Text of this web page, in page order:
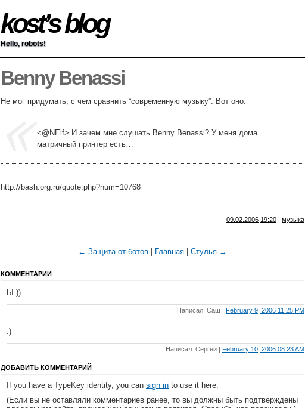
kost’s blog
Hello, robots!
Benny Benassi
Не мог придумать, с чем сравнить “современную музыку”. Вот оно:
<@NElf> И зачем мне слушать Benny Benassi? У меня дома
матричный принтер есть…
http://bash.org.ru/quote.php?num=10768
09.02.2006 19:20 | музыка
← Защита от ботов Главная Стулья →
КОММЕНТАРИИ
Ы ))
Написал: Саш | February 9, 2006 11:25 PM
:)
Написал: Сергей | February 10, 2006 08:23 AM
ДОБАВИТЬ КОММЕНТАРИЙ
If you have a TypeKey identity, you can sign in to use it here.
(Если вы не оставляли комментариев ранее, то вы должны быть подтверждены